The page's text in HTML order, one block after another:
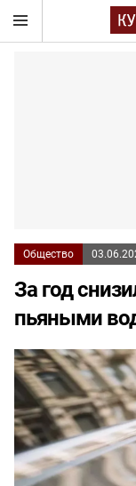
Общество
За год
пьяными